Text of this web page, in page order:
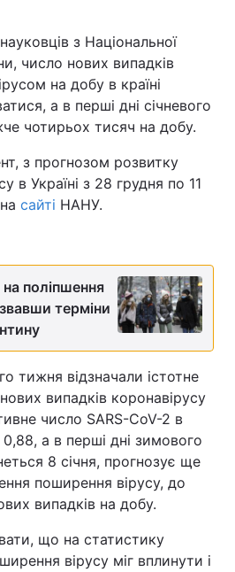
з Національної
число нових випадків
на добу в країні
а в перші дні січневого
чотирьох тисяч на добу.
з прогнозом розвитку
в Україні з 28 грудня по 11
сайті НАНУ.
поліпшення
терміни
тижня відзначали істотне
випадків коронавірусу
число SARS-CoV-2 в
0,88, а в перші дні зимового
8 січня, прогнозує ще
поширення вірусу, до
випадків на добу.
що на статистику
вірусу міг вплинути і